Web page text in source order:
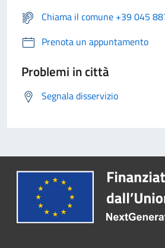
Chiama il comune +39 045
Prenota un appuntamento
Problemi in città
Segnala disservizio